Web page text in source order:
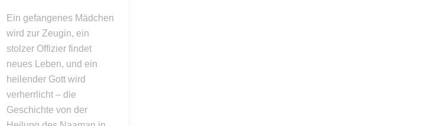
Ein gefangenes Mädchen
wird zur Zeugin, ein
stolzer Offizier findet
neues Leben, und ein
heilender Gott wird
verherrlicht – die
Geschichte von der